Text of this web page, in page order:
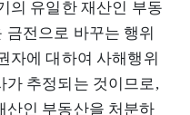
의 유일한 재산인 부동
전으로 바꾸는 행위
자에 대하여 사해행위
가 추정되는 것이므로,
산인 부동산을 처분하